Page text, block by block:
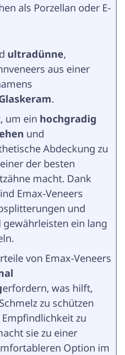
als Porzellan oder E-
ultradünne,
aus einer
.
um ein hochgradig
und
Abdeckung zu
der besten
macht. Dank
Emax-Veneers
und
ein lang
von Emax-Veneers
erfordern, was hilft,
zu schützen
zu
sie zu einer
Option im